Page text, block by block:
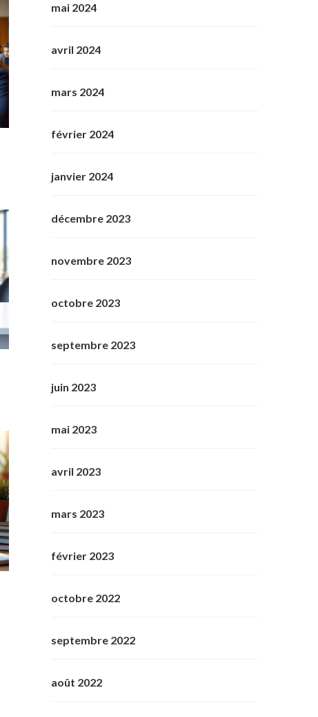
mai 2024
avril 2024
mars 2024
février 2024
janvier 2024
décembre 2023
novembre 2023
octobre 2023
septembre 2023
juin 2023
mai 2023
avril 2023
mars 2023
février 2023
octobre 2022
septembre 2022
août 2022